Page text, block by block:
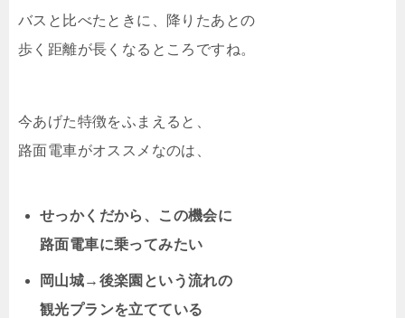
バスと比べたときに、降りたあとの
歩く距離が長くなるところですね。
今あげた特徴をふまえると、
路面電車がオススメなのは、
せっかくだから、この機会に
路面電車に乗ってみたい
岡山城→後楽園という流れの
観光プランを立てている